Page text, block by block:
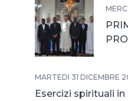
MARTEDÌ 31 DICEMBRE
Esercizi spirituali in